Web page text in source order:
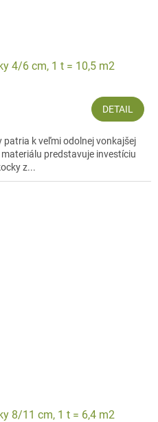
4/6 cm, 1 t = 10,5 m2
DETAIL
patria k veľmi odolnej vonkajšej
predstavuje investíciu
z...
8/11 cm, 1 t = 6,4 m2